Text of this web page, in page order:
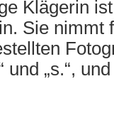
Klägerin
Sie nimmt
und „s.“,